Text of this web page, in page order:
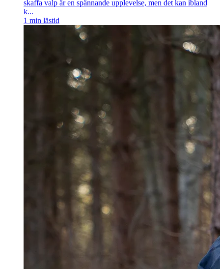
skaffa valp är en spännande upplevelse, men det kan ibland
k...
1 min lästid